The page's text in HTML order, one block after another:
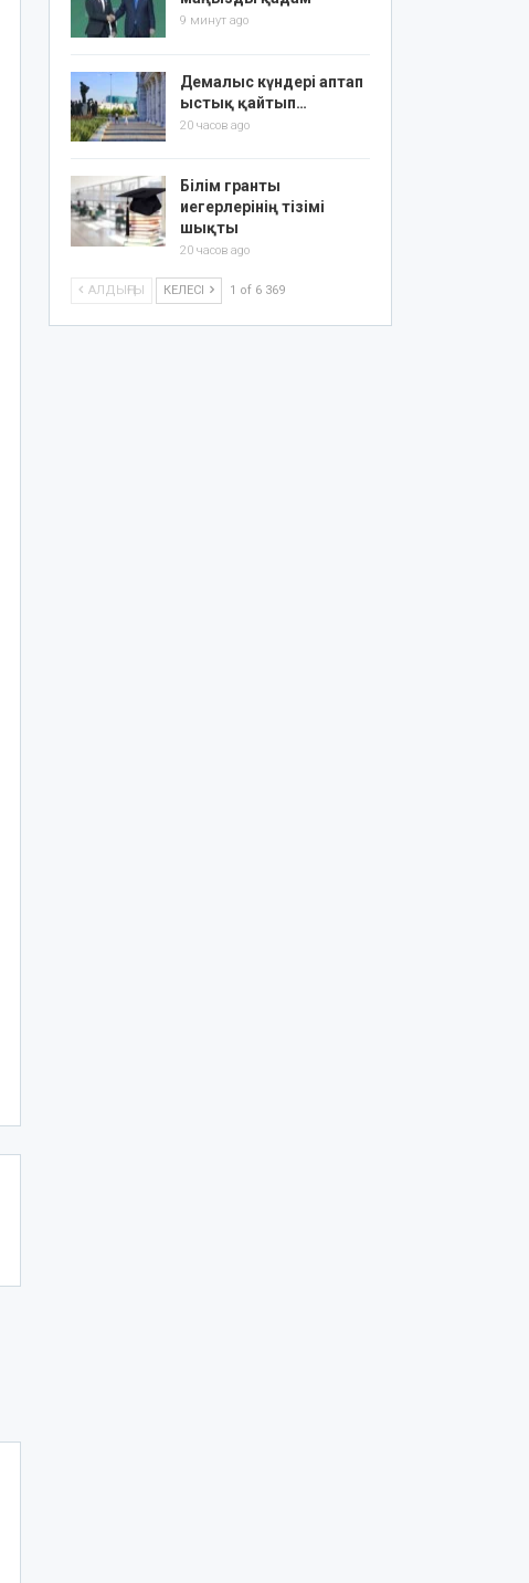
9 минут ago
Демалыс күндері аптап
ыстық қайтып…
20 часов ago
Білім гранты
иегерлерінің тізімі
шықты
20 часов ago
АЛДЫҢҒЫ КЕЛЕСІ 1 of 6 369